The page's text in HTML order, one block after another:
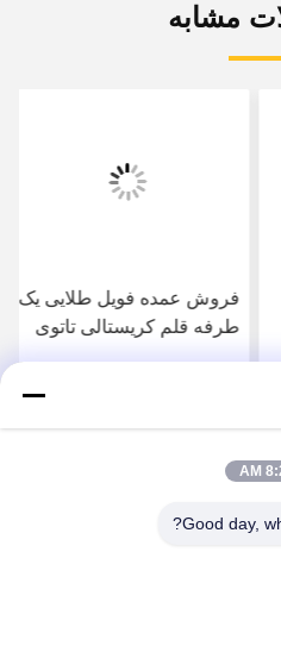
مشابه
فروش عمده فویل طلایی یک
طرفه قلم کریستالی تاتوی
Good day,